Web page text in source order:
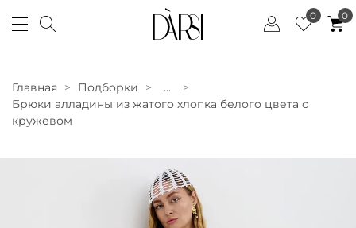
0 0
Главная Подборки
...
Брюки алладины из жатого хлопка белого цвета с
кружевом